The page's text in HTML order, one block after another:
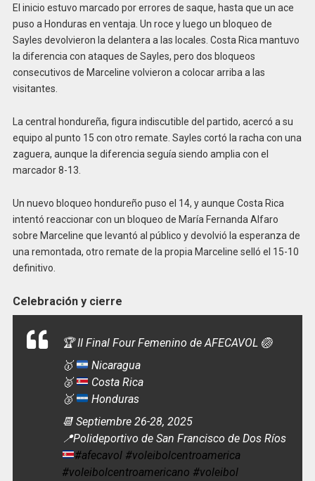
El inicio estuvo marcado por errores de saque, hasta que un ace
puso a Honduras en ventaja. Un roce y luego un bloqueo de
Sayles devolvieron la delantera a las locales. Costa Rica mantuvo
la diferencia con ataques de Sayles, pero dos bloqueos
consecutivos de Marceline volvieron a colocar arriba a las
visitantes.
La central hondureña, figura indiscutible del partido, acercó a su
equipo al punto 15 con otro remate. Sayles cortó la racha con una
zaguera, aunque la diferencia seguía siendo amplia con el
marcador 8-13.
Un nuevo bloqueo hondureño puso el 14, y aunque Costa Rica
intentó reaccionar con un bloqueo de María Fernanda Alfaro
sobre Marceline que levantó al público y devolvió la esperanza de
una remontada, otro remate de la propia Marceline selló el 15-10
definitivo.
Celebración y cierre
🏆 II Final Four Femenino de AFECAVOL 🏐
🥇
Nicaragua
🥈
Costa Rica
🥉
Honduras
📆 Septiembre 26-28, 2025
📍Polideportivo de San Francisco de Dos Ríos
#afecavol #voleibolcentroamerica
#voleibolcentroamericano #voleibol